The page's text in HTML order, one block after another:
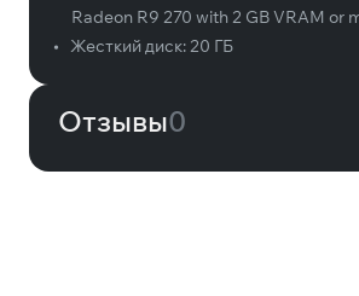
Radeon R9 270 with 2 GB VRAM or
•
Жесткий диск:20 ГБ
Отзывы0